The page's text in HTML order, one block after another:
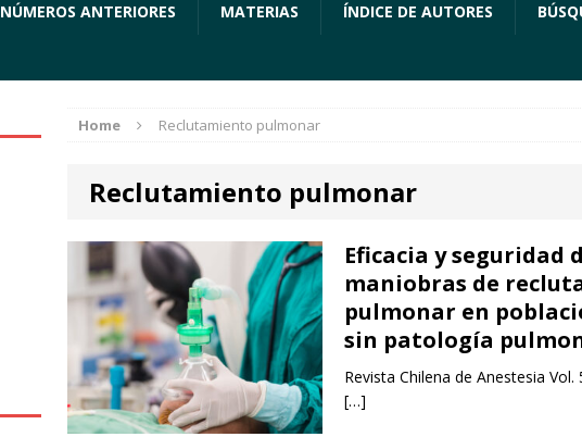
NÚMEROS ANTERIORES MATERIAS ÍNDICE DE AUTORES
Home Reclutamiento pulmonar
Reclutamiento pulmonar
Eficacia y seguridad
maniobras de
pulmonar en
sin patología
Revista Chilena de Anestesia
[…]